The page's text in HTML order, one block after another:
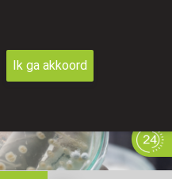
Ik ga akkoord